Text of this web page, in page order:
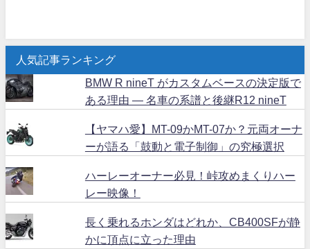
人気記事ランキング
BMW R nineT がカスタムベースの決定版で
ある理由 ― 名車の系譜と後継R12 nineT
【ヤマハ愛】MT-09かMT-07か？元両オーナ
ーが語る「鼓動と電子制御」の究極選択
ハーレーオーナー必見！峠攻めまくりハー
レー映像！
長く乗れるホンダはどれか、CB400SFが静
かに頂点に立った理由